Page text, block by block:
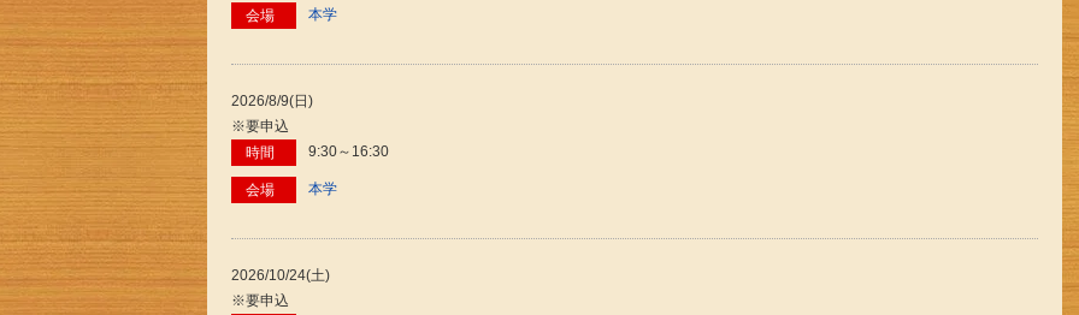
会場 本学
2026/8/9(日)
※要申込
時間
9:30～16:30
会場 本学
2026/10/24(土)
※要申込